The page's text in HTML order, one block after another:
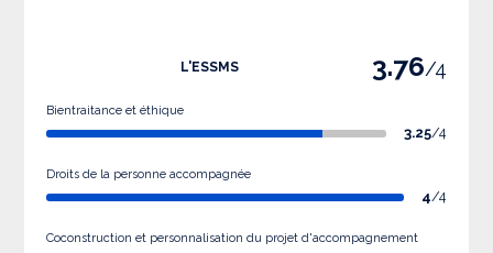
L'ESSMS 3.76/4
Bientraitance et éthique
3.25/4
Droits de la personne accompagnée
4/4
Coconstruction et personnalisation du projet d'accompagnement